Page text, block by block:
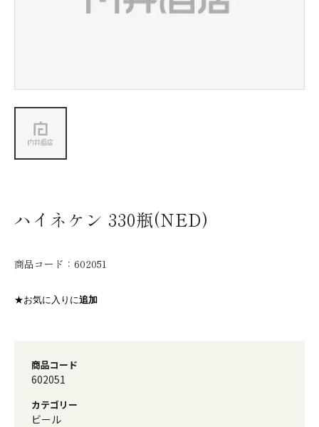
ハイネケン 330瓶(NED)
商品コード： 602051
★お気に入りに追加
商品コード
602051
カテゴリー
ビール